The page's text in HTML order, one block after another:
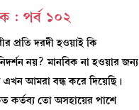
: পর্ব ১০২
প্রতি দরদী হওয়াই কি
নয়? মানবিক না হওয়ার জন্য
আমরা বন্ধ করে দিয়েছি।
কর্তব্য তো অসহায়ের পাশে